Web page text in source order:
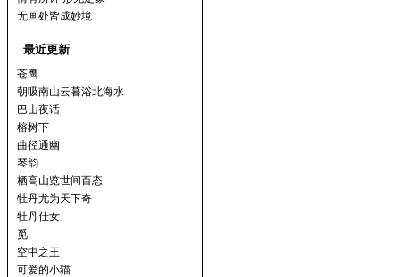
无画处皆成妙境
最近更新
苍鹰
朝吸南山云暮浴北海水
巴山夜话
榕树下
曲径通幽
琴韵
栖高山览世间百态
牡丹尤为天下奇
牡丹仕女
觅
空中之王
可爱的小猫